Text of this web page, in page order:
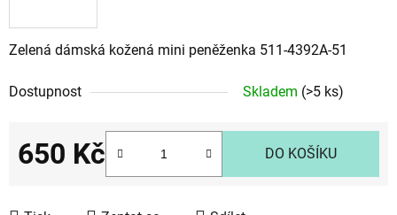
Zelená dámská kožená mini peněženka 511-4392A-51
Dostupnost Skladem (>5 ks)
650 Kč DO KOŠÍKU